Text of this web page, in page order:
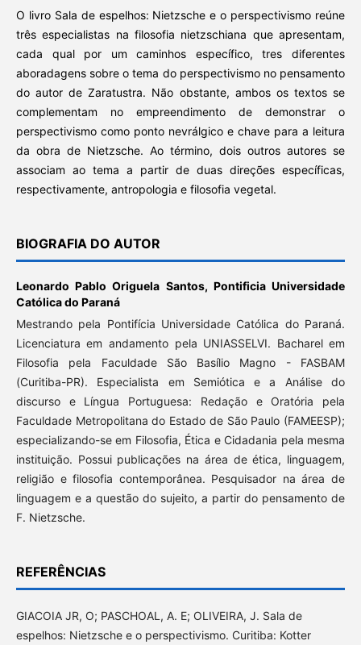
O livro Sala de espelhos: Nietzsche e o perspectivismo reúne
três especialistas na filosofia nietzschiana que apresentam,
cada qual por um caminhos específico, tres diferentes
aboradagens sobre o tema do perspectivismo no pensamento
do autor de Zaratustra. Não obstante, ambos os textos se
complementam no empreendimento de demonstrar o
perspectivismo como ponto nevrálgico e chave para a leitura
da obra de Nietzsche. Ao término, dois outros autores se
associam ao tema a partir de duas direções específicas,
respectivamente, antropologia e filosofia vegetal.
BIOGRAFIA DO AUTOR
Leonardo Pablo Origuela Santos, Pontificia Universidade
Católica do Paraná
Mestrando pela Pontifícia Universidade Católica do Paraná.
Licenciatura em andamento pela UNIASSELVI. Bacharel em
Filosofia pela Faculdade São Basílio Magno - FASBAM
(Curitiba-PR). Especialista em Semiótica e a Análise do
discurso e Língua Portuguesa: Redação e Oratória pela
Faculdade Metropolitana do Estado de São Paulo (FAMEESP);
especializando-se em Filosofia, Ética e Cidadania pela mesma
instituição. Possui publicações na área de ética, linguagem,
religião e filosofia contemporânea. Pesquisador na área de
linguagem e a questão do sujeito, a partir do pensamento de
F. Nietzsche.
REFERÊNCIAS
GIACOIA JR, O; PASCHOAL, A. E; OLIVEIRA, J. Sala de
espelhos: Nietzsche e o perspectivismo. Curitiba: Kotter